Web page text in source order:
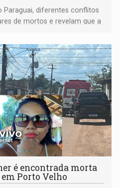
Paraguai, diferentes conflitos
de mortos e revelam que a
é encontrada morta
Porto Velho